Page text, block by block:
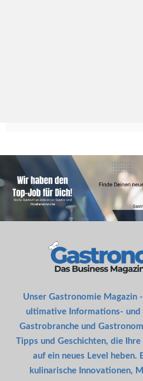
Unser Gastronomie Magazin
ultimative Informations-
Gastrobranche und
Tipps und Geschichten, die
auf ein neues Level heben.
kulinarische Innovationen,